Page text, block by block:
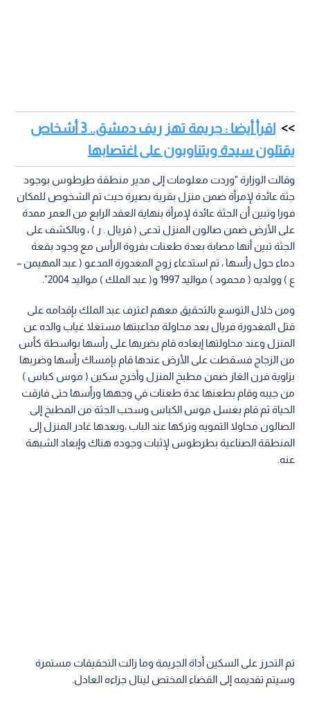
اقرأ أيضا : جريمة تهز ريف دمشق.. 3 أشخاص
يقتلون سيدة ويتناوبون على اغتصابها
وقالت الوزارة "وردت معلومات إلى مدير منطقة طرطوس بوجود
جثة عائدة لإمرأة ضمن منزل بقرية بصيرة حيث تم الشخوص للمكان
فورا وتبين أن الجثة عائدة لإمرأة بنهاية العقد الرابع من العمر ممدة
على الأرض ضمن صالون المنزل تدعى ( فريال . ر ) ، وبالكشف على
الجثة تبين أنها مصابة بعدة طعنات بفروة الرأس مع وجود بقعة
دماء حول رأسها ، تم استدعاء زوج المغدورة المدعو ( عبد المهيمن –
ع ) وولديه ( محمود ) مواليد 1997 و( عبد الملك ) مواليد 2004".
ومن خلال التوسع بالتحقيق معهم اعترف عبد الملك بإقدامه على
قتل المغدورة فريال بعد محاولة مداعبتها مستغلا غياب والده عن
المنزل وعند محاولتها إبعاده قام بضربها على رأسها بواسطة كأس
من الزجاج فسقطت على الأرض عندها قام بإمساك رأسها وضربها
بزاوية فرن الغاز ضمن مطبخ المنزل وأخرج سكين ( موس كباس )
من جيبه وقام بطعنها عدة طعنات في وجهها ورأسها حتى فارقت
الحياة ثم قام بغسل موس الكباس وسحب الجثة من المطبخ إلى
الصالون محاولا التمويه وتركها عند الباب ،وبعدها غادر المنزل إلى
المنطقة الصناعية بطرطوس لإثبات وجوده هناك وإبعاد الشبهة
عنه.
تم التحرز على السكين أداة الجريمة وما زالت التحقيقات مستمرة
وسيتم تقديمه إلى القضاء المختص لينال جزاءه العادل.